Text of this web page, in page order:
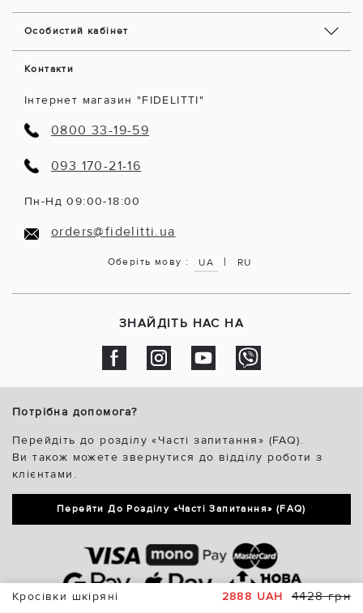
Кросівки шкіряні 2888 UAH 4428 грн
Особистий кабінет
Контакти
Інтернет магазин "FIDELITTI"
0800 33-19-59
093 170-21-16
Пн-Нд 09:00-18:00
orders@fidelitti.ua
Оберіть мову : UA | RU
ЗНАЙДІТЬ НАС НА
Потрібна допомога?
Перейдіть до розділу «Часті запитання» (FAQ).
Ви також можете звернутися до відділу роботи з
клієнтами.
Перейти До Розділу «Часті Запитання» (FAQ)